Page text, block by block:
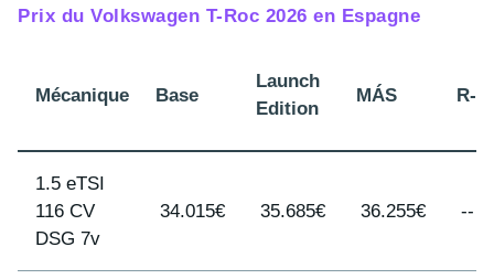
Prix du Volkswagen T-Roc 2026 en Espagne
Mécanique Base
Launch
Edition
MÁS R-
1.5 eTSI
116 CV
DSG 7v
34.015€ 35.685€ 36.255€ --